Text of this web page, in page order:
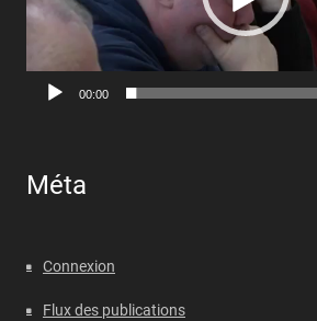
00:00
Méta
Connexion
Flux des publications